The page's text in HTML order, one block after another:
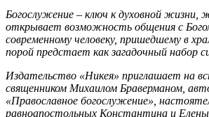
Богослужение – ключ к духовной жизни,
открывает возможность общения с
современному человеку, пришедшему в
порой предстает как загадочный набор
Издательство «Никея» приглашает на
священником Михаилом Браверманом,
«Православное богослужение»,
равноапостольных Константина и